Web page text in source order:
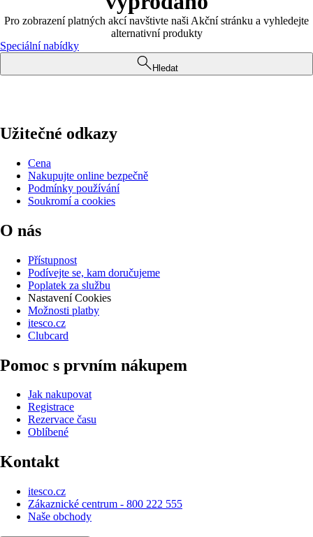
Pro zobrazení platných akcí navštivte naši Akční stránku a vyhledejte
alternativní produkty
Speciální nabídky
Hledat
Užitečné odkazy
Cena
Nakupujte online bezpečně
Podmínky používání
Soukromí a cookies
O nás
Přístupnost
Podívejte se, kam doručujeme
Poplatek za službu
Nastavení Cookies
Možnosti platby
itesco.cz
Clubcard
Pomoc s prvním nákupem
Jak nakupovat
Registrace
Rezervace času
Oblíbené
Kontakt
itesco.cz
Zákaznické centrum - 800 222 555
Naše obchody